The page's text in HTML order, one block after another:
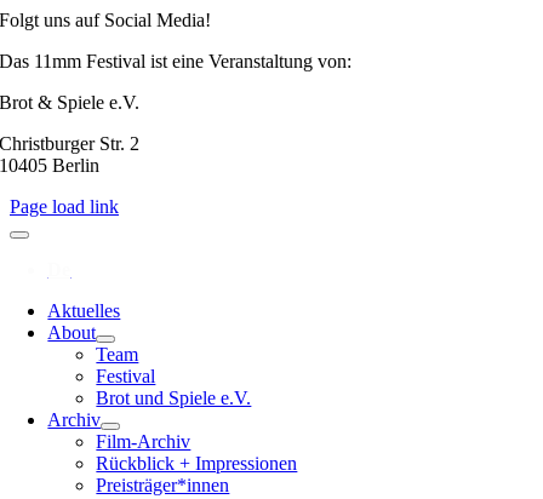
Folgt uns auf Social Media!
Das 11mm Festival ist eine Veranstaltung von:
Brot & Spiele e.V.
Christburger Str. 2
10405 Berlin
Page load link
Aktuelles
About
Team
Festival
Brot und Spiele e.V.
Archiv
Film-Archiv
Rückblick + Impressionen
Preisträger*innen